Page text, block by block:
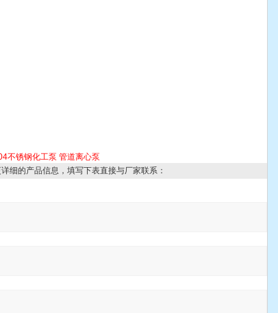
不锈钢化工泵 管道离心泵
细的产品信息，填写下表直接与厂家联系：